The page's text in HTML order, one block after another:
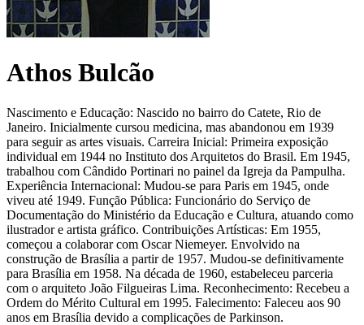
Athos Bulcão
Nascimento e Educação: Nascido no bairro do Catete, Rio de
Janeiro. Inicialmente cursou medicina, mas abandonou em 1939
para seguir as artes visuais. Carreira Inicial: Primeira exposição
individual em 1944 no Instituto dos Arquitetos do Brasil. Em 1945,
trabalhou com Cândido Portinari no painel da Igreja da Pampulha.
Experiência Internacional: Mudou-se para Paris em 1945, onde
viveu até 1949. Função Pública: Funcionário do Serviço de
Documentação do Ministério da Educação e Cultura, atuando como
ilustrador e artista gráfico. Contribuições Artísticas: Em 1955,
começou a colaborar com Oscar Niemeyer. Envolvido na
construção de Brasília a partir de 1957. Mudou-se definitivamente
para Brasília em 1958. Na década de 1960, estabeleceu parceria
com o arquiteto João Filgueiras Lima. Reconhecimento: Recebeu a
Ordem do Mérito Cultural em 1995. Falecimento: Faleceu aos 90
anos em Brasília devido a complicações de Parkinson.